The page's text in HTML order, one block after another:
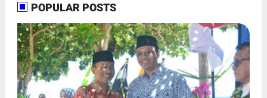
POPULAR POSTS